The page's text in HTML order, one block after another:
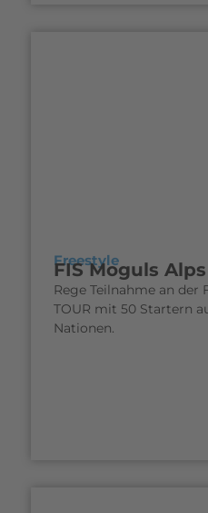
Freestyle
FIS Moguls
Rege Teilnahme an der
TOUR mit 50 Startern
Nationen.